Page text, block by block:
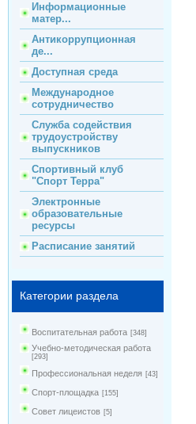
Информационные
матер...
Антикоррупционная
де...
Доступная среда
Международное
сотрудничество
Служба содействия
трудоустройству
выпускников
Спортивный клуб
"Спорт Терра"
Электронные
образовательные
ресурсы
Расписание занятий
Категории раздела
Воспитательная работа [348]
Учебно-методическая работа
[293]
Профессиональная неделя [43]
Спорт-площадка [155]
Совет лицеистов [5]